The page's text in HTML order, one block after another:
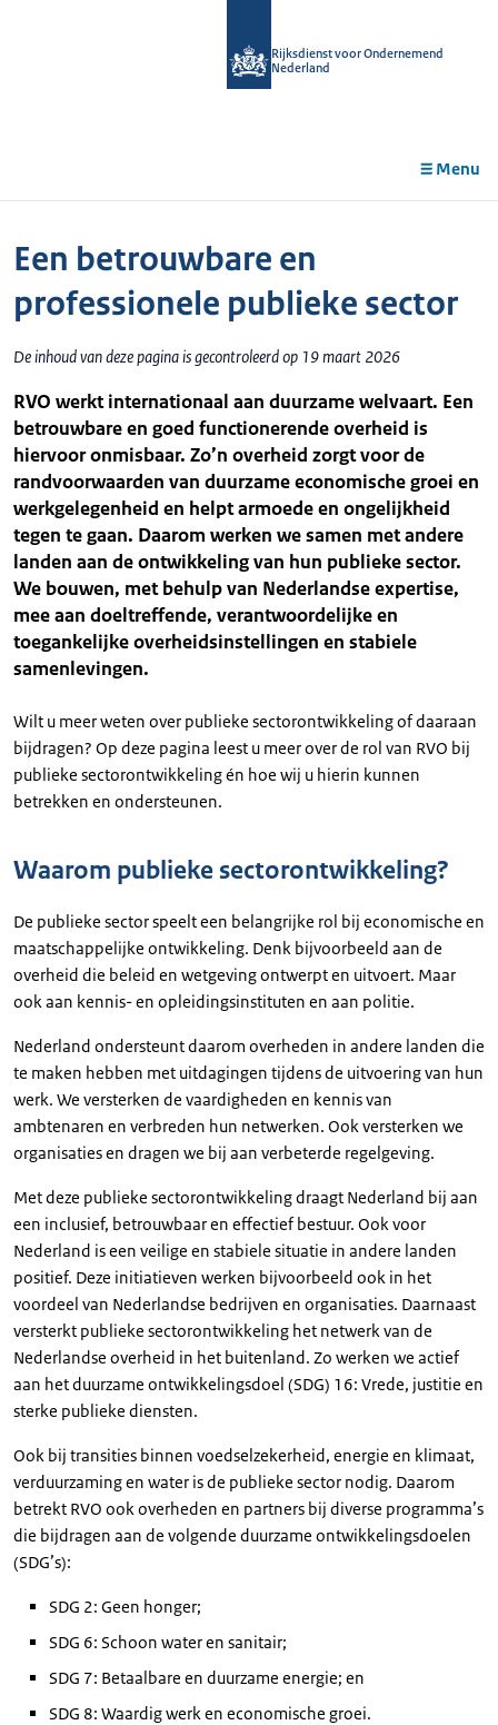
Rijksdienst voor Ondernemend
Nederland
Menu
Een betrouwbare en
professionele publieke sector
De inhoud van deze pagina is gecontroleerd op 19 maart 2026
RVO werkt internationaal aan duurzame welvaart. Een
betrouwbare en goed functionerende overheid is
hiervoor onmisbaar. Zo’n overheid zorgt voor de
randvoorwaarden van duurzame economische groei en
werkgelegenheid en helpt armoede en ongelijkheid
tegen te gaan. Daarom werken we samen met andere
landen aan de ontwikkeling van hun publieke sector.
We bouwen, met behulp van Nederlandse expertise,
mee aan doeltreffende, verantwoordelijke en
toegankelijke overheidsinstellingen en stabiele
samenlevingen.
Wilt u meer weten over publieke sectorontwikkeling of daaraan
bijdragen? Op deze pagina leest u meer over de rol van RVO bij
publieke sectorontwikkeling én hoe wij u hierin kunnen
betrekken en ondersteunen.
Waarom publieke sectorontwikkeling?
De publieke sector speelt een belangrijke rol bij economische en
maatschappelijke ontwikkeling. Denk bijvoorbeeld aan de
overheid die beleid en wetgeving ontwerpt en uitvoert. Maar
ook aan kennis- en opleidingsinstituten en aan politie.
Nederland ondersteunt daarom overheden in andere landen die
te maken hebben met uitdagingen tijdens de uitvoering van hun
werk. We versterken de vaardigheden en kennis van
ambtenaren en verbreden hun netwerken. Ook versterken we
organisaties en dragen we bij aan verbeterde regelgeving.
Met deze publieke sectorontwikkeling draagt Nederland bij aan
een inclusief, betrouwbaar en effectief bestuur. Ook voor
Nederland is een veilige en stabiele situatie in andere landen
positief. Deze initiatieven werken bijvoorbeeld ook in het
voordeel van Nederlandse bedrijven en organisaties. Daarnaast
versterkt publieke sectorontwikkeling het netwerk van de
Nederlandse overheid in het buitenland. Zo werken we actief
aan het duurzame ontwikkelingsdoel (SDG) 16: Vrede, justitie en
sterke publieke diensten.
Ook bij transities binnen voedselzekerheid, energie en klimaat,
verduurzaming en water is de publieke sector nodig. Daarom
betrekt RVO ook overheden en partners bij diverse programma’s
die bijdragen aan de volgende duurzame ontwikkelingsdoelen
(SDG’s):
SDG 2: Geen honger;
SDG 6: Schoon water en sanitair;
SDG 7: Betaalbare en duurzame energie; en
SDG 8: Waardig werk en economische groei.